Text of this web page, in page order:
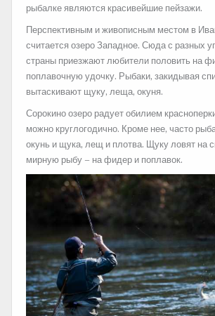
рыбалке являются красивейшие пейзажи.
Перспективным и живописным местом в
считается озеро Западное. Сюда с разных
страны приезжают любители половить на
поплавочную удочку. Рыбаки, закидывая
вытаскивают щуку, леща, окуня.
Сорокино озеро радует обилием
можно круглогодично. Кроме нее, часто
окунь и щука, лещ и плотва. Щуку ловят на
мирную рыбу – на фидер и поплавок.